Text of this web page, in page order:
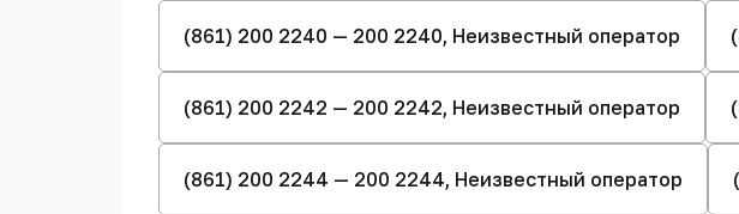
(861) 200 2240 — 200 2240, Неизвестный оператор
(861) 200 2242 — 200 2242, Неизвестный оператор
(861) 200 2244 — 200 2244, Неизвестный оператор